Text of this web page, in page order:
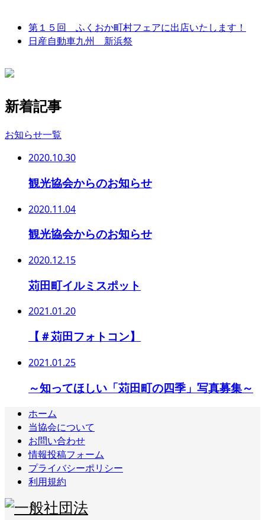
第１５回 ふくおか町村フェアに出店いたします！
日産自動車九州 新浜祭
新着記事
お知らせ一覧
2020.10.30
観光協会からのお知らせ
2020.11.04
観光協会からのお知らせ
2020.12.15
苅田町イルミスポット
2021.01.20
【＃苅田フォトコン】
2021.01.25
～知ってほしい「苅田町の四季」写真募集～
ホーム
当協会について
お問い合わせ
情報投稿フォーム
プライバシーポリシー
利用規約